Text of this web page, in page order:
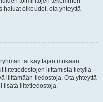
haluat oikeudet, ota yhteyttä
tai käyttäjän mukaan.
liitetiedostojen liittämistä tietyllä
liittämään tiedostoja. Ota yhteyttä
lisätä liitetiedostoja.